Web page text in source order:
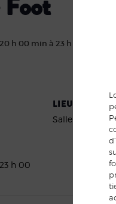
h 00 min à 23 h 00 min
h 00
LIEU
Salle Unisson